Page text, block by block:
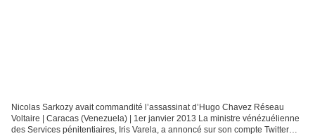
Nicolas Sarkozy avait commandité l’assassinat d’Hugo Chavez Réseau
Voltaire | Caracas (Venezuela) | 1er janvier 2013 La ministre vénézuélienne
des Services pénitentiaires, Iris Varela, a annoncé sur son compte Twitter